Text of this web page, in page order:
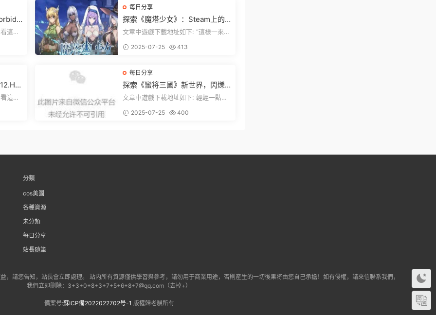
式
每日分享
探索《魔塔少女》：Steam上的
美少女自走棋，戰鬥與策略的雙
文章中遊戲下載地址如下: “這樣一來，
說，...
2025-07-25 413
界
每日分享
探索《蠻将三國》新世界，閃爍
之光換皮，共赴手遊盛宴！
文章中遊戲下載地址如下: 輕輕一點，
看到...
2025-07-25 400
分類
cos美圖
各種資源
未分類
每日分享
站長随筆
請您告知，站長會立即處理。 站内所有資源僅供學習與參考，請勿用于商業用途，否則産生的一切後果将由您自己承擔！如有侵權，請來信聯系我們，
我們立即删除：3+3+0+8+3+7+5+6+8+7@qq.com（去掉+）
備案号:蘇ICP備2022022702号-1 版權歸老貓所有